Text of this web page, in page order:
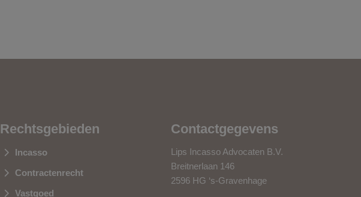
Rechtsgebieden
Incasso
Contractenrecht
Vastgoed
Contactgegevens
Lips Incasso Advocaten B.V.
Breitnerlaan 146
2596 HG ‘s-Gravenhage